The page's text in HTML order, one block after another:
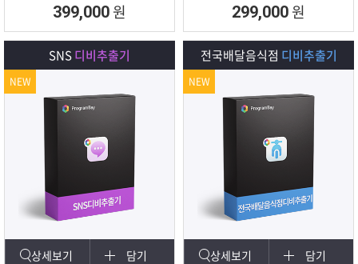
399,000 원 299,000 원
SNS디비추출기
상세보기 담기
NEW
전국배달음식점 디비추출기
상세보기 담기
NEW